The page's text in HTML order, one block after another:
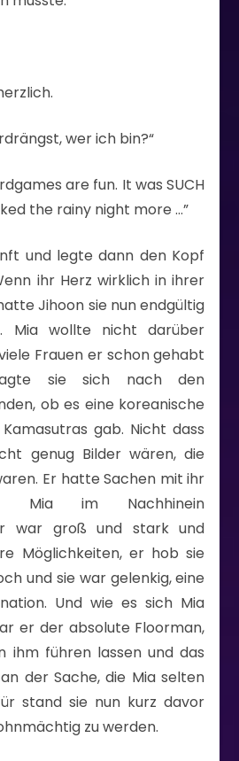
wer ich bin?“
are fun. It was SUCH
the rainy night more …”
und legte dann den Kopf
ihr Herz wirklich in ihrer
Jihoon sie nun endgültig
Mia wollte nicht darüber
Frauen er schon gehabt
sie sich nach den
ob es eine koreanische
gab. Nicht dass
genug Bilder wären, die
Er hatte Sachen mit ihr
Mia im Nachhinein
war groß und stark und
Möglichkeiten, er hob sie
und sie war gelenkig, eine
Und wie es sich Mia
er der absolute Floorman,
ihm führen lassen und das
der Sache, die Mia selten
stand sie nun kurz davor
zu werden.